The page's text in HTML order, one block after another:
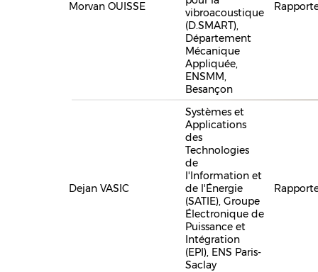
Morvan OUISSE
vibroacoustique
(D.SMART),
Département
Mécanique
Appliquée,
ENSMM,
Besançon
Dejan VASIC
Systèmes et
Applications
des
Technologies
de
l'Information et
de l'Énergie
(SATIE), Groupe
Électronique de
Puissance et
Intégration
(EPI), ENS Paris-
Saclay